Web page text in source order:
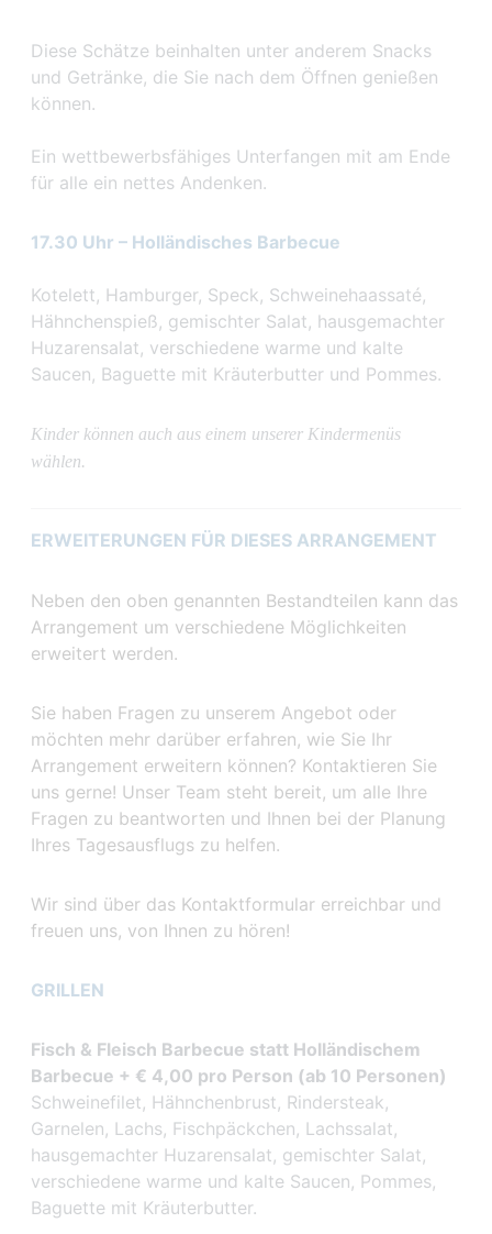
Diese Schätze beinhalten unter anderem Snacks
und Getränke, die Sie nach dem Öffnen genießen
können.
Ein wettbewerbsfähiges Unterfangen mit am Ende
für alle ein nettes Andenken.
17.30 Uhr – Holländisches Barbecue
Kotelett, Hamburger, Speck, Schweinehaassaté,
Hähnchenspieß, gemischter Salat, hausgemachter
Huzarensalat, verschiedene warme und kalte
Saucen, Baguette mit Kräuterbutter und Pommes.
Kinder können auch aus einem unserer Kindermenüs
wählen.
ERWEITERUNGEN FÜR DIESES ARRANGEMENT
Neben den oben genannten Bestandteilen kann das
Arrangement um verschiedene Möglichkeiten
erweitert werden.
Sie haben Fragen zu unserem Angebot oder
möchten mehr darüber erfahren, wie Sie Ihr
Arrangement erweitern können? Kontaktieren Sie
uns gerne! Unser Team steht bereit, um alle Ihre
Fragen zu beantworten und Ihnen bei der Planung
Ihres Tagesausflugs zu helfen.
Wir sind über das Kontaktformular erreichbar und
freuen uns, von Ihnen zu hören!
GRILLEN
Fisch & Fleisch Barbecue statt Holländischem
Barbecue + € 4,00 pro Person (ab 10 Personen)
Schweinefilet, Hähnchenbrust, Rindersteak,
Garnelen, Lachs, Fischpäckchen, Lachssalat,
hausgemachter Huzarensalat, gemischter Salat,
verschiedene warme und kalte Saucen, Pommes,
Baguette mit Kräuterbutter.